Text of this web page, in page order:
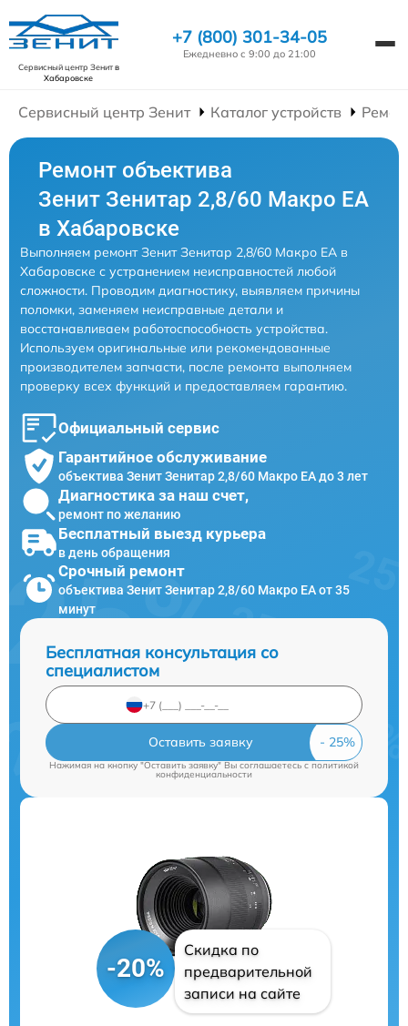
Сервисный центр Зенитв
Хабаровске
+7 (800) 301-34-05
Ежедневно с 9:00 до 21:00
Сервисный центр Зенит Каталог устройств
Ремонт объектива
Зенит Зенитар 2,8/60 Макро ЕА
в Хабаровске
Выполняем ремонт Зенит Зенитар 2,8/60 Макро ЕА в
Хабаровске с устранением неисправностей любой
сложности. Проводим диагностику, выявляем причины
поломки, заменяем неисправные детали и
восстанавливаем работоспособность устройства.
Используем оригинальные или рекомендованные
производителем запчасти, после ремонта выполняем
проверку всех функций и предоставляем гарантию.
Официальный сервис
Гарантийное обслуживание
объектива Зенит Зенитар 2,8/60 Макро ЕА до 3 лет
Диагностика за наш счет,
ремонт по желанию
Бесплатный выезд курьера
в день обращения
Срочный ремонт
объектива Зенит Зенитар 2,8/60 Макро ЕА от 35
минут
Бесплатная консультация со
специалистом
Оставить заявку
Нажимая на кнопку "Оставить заявку" Вы соглашаетесь cполитикой
конфиденциальности
-20%
Скидка по
предварительной
записи на сайте